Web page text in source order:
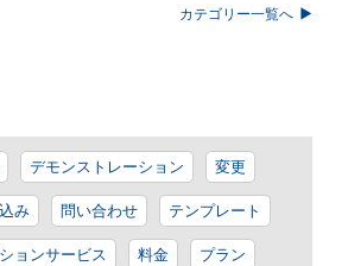
カテゴリー一覧へ
デモンストレーション 変更
み 問い合わせ テンプレート
ョンサービス 料金 プラン